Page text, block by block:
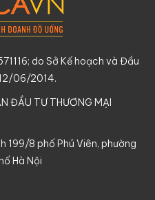
do Sở Kế hoạch và Đầu
06/2014.
ĐẦU TƯ THƯƠNG MẠI
199/8 phố Phú Viên, phường
Hà Nội